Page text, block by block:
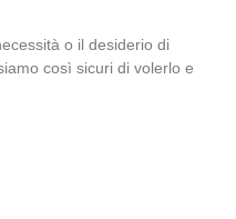
o il desiderio di
così sicuri di volerlo e